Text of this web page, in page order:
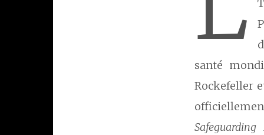
santé
Rockefeller